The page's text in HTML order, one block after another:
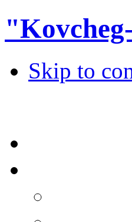
Skip to